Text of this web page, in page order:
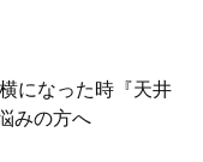
になった時『天井
みの方へ